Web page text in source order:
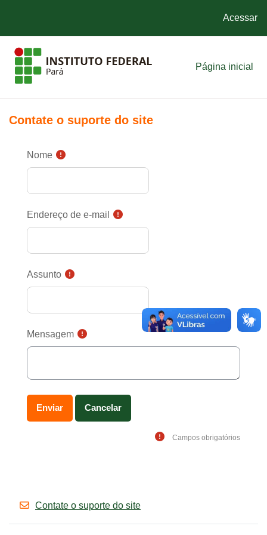
Acessar
Página inicial
Contate o suporte do site
Nome
Endereço de e-mail
Assunto
Mensagem
Campos obrigatórios
Contate o suporte do site